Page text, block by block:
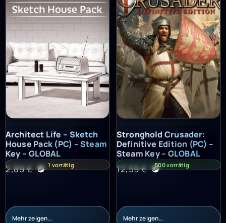
Architect Life – Sketch House Pack (PC) – Steam Key – GLOBAL
Architect Life – Sketch
House Pack (PC) – Steam
Key – GLOBAL
2,89€ 1 vorrätig
Mehr zeigen…
Stronghold Crusader: Definitive
Stronghold Crusader:
Definitive Edition (PC) –
Steam Key – GLOBAL
12,59€ 500 vorrätig
Mehr zeigen…